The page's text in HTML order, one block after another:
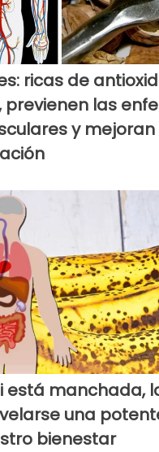
ricas de
previenen las
y mejoran
está manchada,
una
bienestar